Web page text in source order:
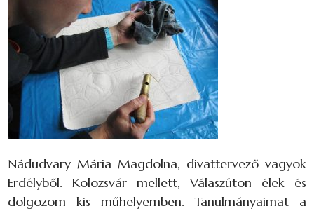
Nádudvary Mária Magdolna, divattervező vagyok
Erdélyből. Kolozsvár mellett, Válaszúton élek és
dolgozom kis műhelyemben. Tanulmányaimat a